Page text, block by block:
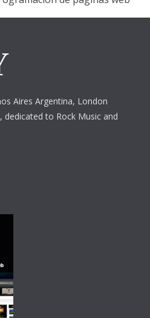
Aires Argentina, London
dedicated to Rock Music and